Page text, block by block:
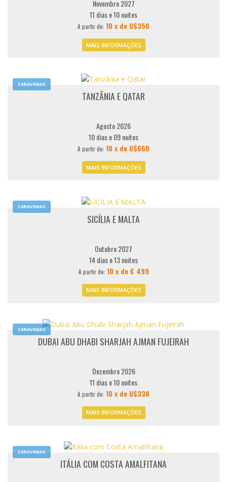
Sua próxima viagem está aqui.
Novembro 2027
11 dias e 10 noites
A partir de: 10 x de U$350
MAIS INFORMAÇÕES
CARAVANAS
TANZÂNIA E QATAR
Agosto 2026
10 dias e 09 noites
A partir de: 10 x de U$660
MAIS INFORMAÇÕES
CARAVANAS
SICÍLIA E MALTA
Outubro 2027
14 dias e 13 noites
A partir de: 10 x de € 499
MAIS INFORMAÇÕES
CARAVANAS
DUBAI ABU DHABI SHARJAH AJMAN FUJEIRAH
Dezembro 2026
11 dias e 10 noites
A partir de: 10 x de U$338
MAIS INFORMAÇÕES
CARAVANAS
ITÁLIA COM COSTA AMALFITANA